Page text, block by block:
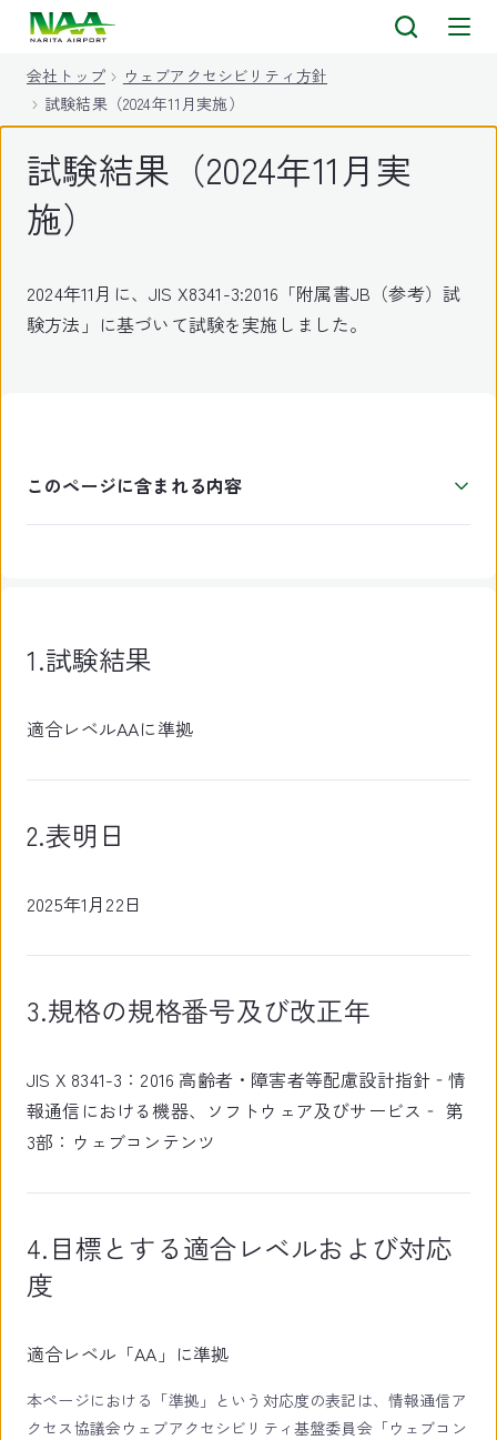
会社トップ
ウェブアクセシビリティ方針
試験結果（2024年11月実施）
試験結果（2024年11月実
施）
2024年11月に、JIS X8341-3:2016「附属書JB（参考）試
験方法」に基づいて試験を実施しました。
このページに含まれる内容
1.試験結果
適合レベルAAに準拠
2.表明日
2025年1月22日
3.規格の規格番号及び改正年
JIS X 8341-3：2016 高齢者・障害者等配慮設計指針‐情
報通信における機器、ソフトウェア及びサービス‐ 第
3部：ウェブコンテンツ
4.目標とする適合レベルおよび対応
度
適合レベル「AA」に準拠
本ページにおける「準拠」という対応度の表記は、情報通信ア
クセス協議会ウェブアクセシビリティ基盤委員会「ウェブコン